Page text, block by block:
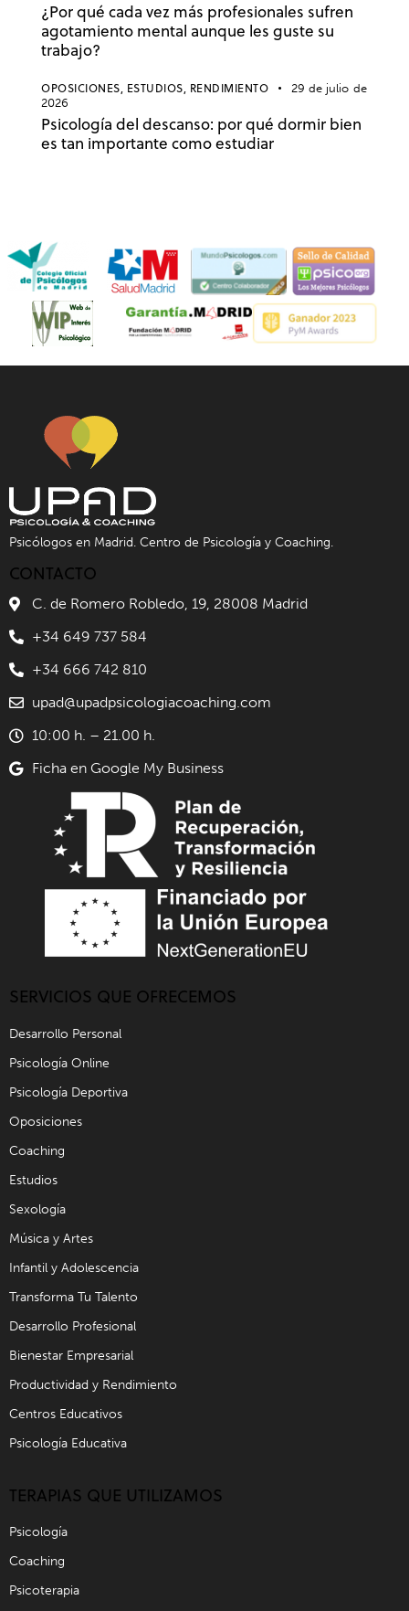
¿Por qué cada vez más profesionales sufren
agotamiento mental aunque les guste su
trabajo?
OPOSICIONES, ESTUDIOS, RENDIMIENTO
29 de julio de
2026
Psicología del descanso: por qué dormir bien
es tan importante como estudiar
Psicólogos en Madrid. Centro de Psicología y Coaching.
CONTACTO
C. de Romero Robledo, 19, 28008 Madrid
+34 649 737 584
+34 666 742 810
upad@upadpsicologiacoaching.com
10:00 h. – 21.00 h.
Ficha en Google My Business
SERVICIOS QUE OFRECEMOS
Desarrollo Personal
Psicología Online
Psicología Deportiva
Oposiciones
Coaching
Estudios
Sexología
Música y Artes
Infantil y Adolescencia
Transforma Tu Talento
Desarrollo Profesional
Bienestar Empresarial
Productividad y Rendimiento
Centros Educativos
Psicología Educativa
TERAPIAS QUE UTILIZAMOS
Psicología
Coaching
Psicoterapia